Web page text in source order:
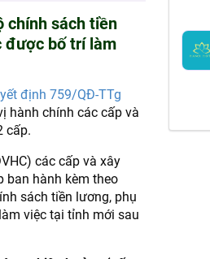
chính sách tiền
được bố trí làm
định 759/QĐ-TTg
hành chính các cấp và
cấp.
các cấp và xây
ban hành kèm theo
sách tiền lương, phụ
việc tại tỉnh mới sau